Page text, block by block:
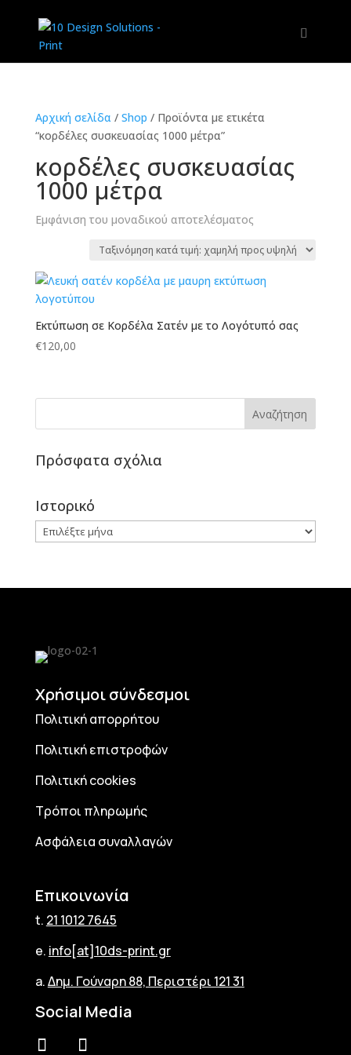
Αρχική σελίδα/ Shop / Προϊόντα με ετικέτα
“κορδέλες συσκευασίας 1000 μέτρα”
κορδέλες συσκευασίας
1000 μέτρα
Εμφάνιση του μοναδικού αποτελέσματος
Εκτύπωση σε Κορδέλα Σατέν με το Λογότυπό σας
€120,00
Πρόσφατα σχόλια
Ιστορικό
Ιστορικό
Χρήσιμοι σύνδεσμοι
Πολιτική απορρήτου
Πολιτική επιστροφών
Πολιτική cookies
Τρόποι πληρωμής
Ασφάλεια συναλλαγών
Επικοινωνία
t. 21 1012 7645
e. info[at]10ds-print.gr
a.Δημ. Γούναρη 88, Περιστέρι 121 31
Social Media